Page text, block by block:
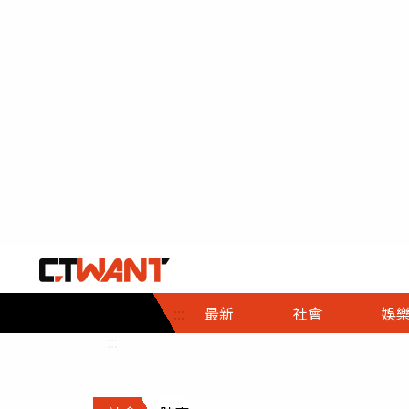
::: 最新 社會
社會首頁
時事
調查
娛樂
娛樂首頁
即時
財經首頁
熱線
政